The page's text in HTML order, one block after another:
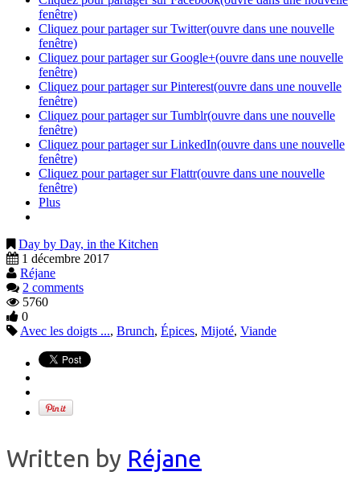
fenêtre)
Cliquez pour partager sur Twitter(ouvre dans une nouvelle
fenêtre)
Cliquez pour partager sur Google+(ouvre dans une nouvelle
fenêtre)
Cliquez pour partager sur Pinterest(ouvre dans une nouvelle
fenêtre)
Cliquez pour partager sur Tumblr(ouvre dans une nouvelle
fenêtre)
Cliquez pour partager sur LinkedIn(ouvre dans une nouvelle
fenêtre)
Cliquez pour partager sur Flattr(ouvre dans une nouvelle
fenêtre)
Plus
Day by Day, in the Kitchen
1 décembre 2017
Réjane
2 comments
5760
0
Avec les doigts ..., Brunch, Épices, Mijoté, Viande
Written by Réjane